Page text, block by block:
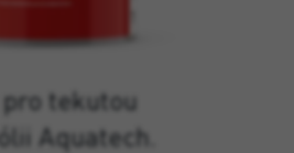
tekutou
Aquatech.